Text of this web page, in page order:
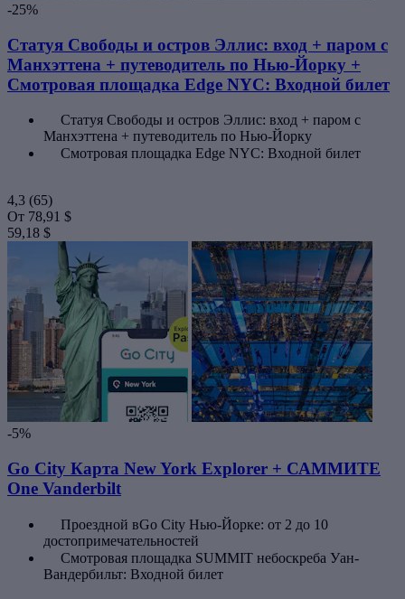
-25%
Статуя Свободы и остров Эллис: вход + паром с
Манхэттена + путеводитель по Нью-Йорку +
Смотровая площадка Edge NYC: Входной билет
Статуя Свободы и остров Эллис: вход + паром с
Манхэттена + путеводитель по Нью-Йорку
Смотровая площадка Edge NYC: Входной билет
4,3 (65)
От 78,91 $
59,18 $
-5%
Go City Карта New York Explorer + САММИТЕ
One Vanderbilt
Проездной вGo City Нью-Йорке: от 2 до 10
достопримечательностей
Смотровая площадка SUMMIT небоскреба Уан-
Вандербильт: Входной билет